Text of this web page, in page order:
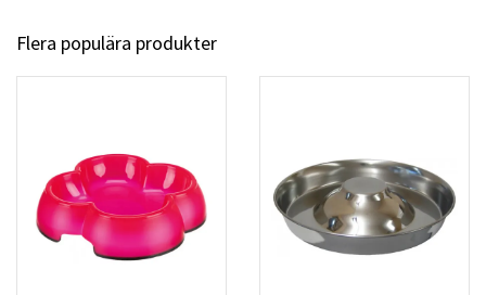
Flera populära produkter